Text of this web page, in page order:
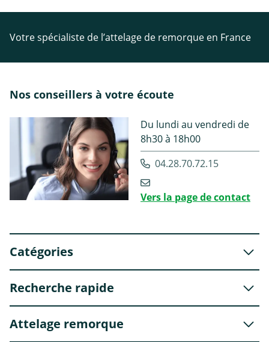
Votre spécialiste de l’attelage de remorque en France
Nos conseillers à votre écoute
Du lundi au vendredi de
8h30 à 18h00
04.28.70.72.15
Vers la page de contact
Catégories
Recherche rapide
Attelage remorque